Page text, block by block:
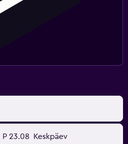
P 23.08 Keskpäev